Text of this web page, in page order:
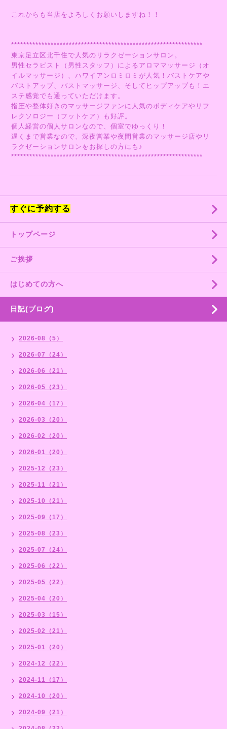
これからも当店をよろしくお願いしますね！！
***************************************************************
東京足立区北千住で人気のリラクゼーションサロン。
男性セラピスト（男性スタッフ）によるアロママッサージ（オ
イルマッサージ）、ハワイアンロミロミが人気！バストケアや
バストアップ、バストマッサージ、そしてヒップアップも！エ
ステ感覚でも通っていただけます。
指圧や整体好きのマッサージファンに人気のボディケアやリフ
レクソロジー（フットケア）も好評。
個人経営の個人サロンなので、個室でゆっくり！
遅くまで営業なので、深夜営業や夜間営業のマッサージ店やリ
ラクゼーションサロンをお探しの方にも♪
***************************************************************
すぐに予約する
トップページ
ご挨拶
はじめての方へ
日記(ブログ)
2026-08（5）
2026-07（24）
2026-06（21）
2026-05（23）
2026-04（17）
2026-03（20）
2026-02（20）
2026-01（20）
2025-12（23）
2025-11（21）
2025-10（21）
2025-09（17）
2025-08（23）
2025-07（24）
2025-06（22）
2025-05（22）
2025-04（20）
2025-03（15）
2025-02（21）
2025-01（20）
2024-12（22）
2024-11（17）
2024-10（20）
2024-09（21）